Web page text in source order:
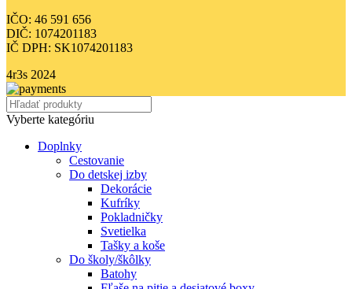
IČO: 46 591 656
DIČ: 1074201183
IČ DPH: SK1074201183
4r3s 2024
Vyberte kategóriu
Doplnky
Cestovanie
Do detskej izby
Dekorácie
Kufríky
Pokladničky
Svetielka
Tašky a koše
Do školy/škôlky
Batohy